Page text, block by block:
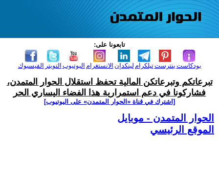
تابعونا على:
الفيسبوك التويتر اليوتيوب الانستغرام لينكدإن تيلكرامبنترست بودكاست
تبرعاتكم وتبرعاتكن المالية تحفظ استقلال الحوار المتمدن،
فشاركونا في دعم استمرارية هذا الفضاء اليساري الحر
[اشترك في قناة ‫«الحوار المتمدن» على اليوتيوب]
الحوار المتمدن - موبايل
الموقع الرئيسي